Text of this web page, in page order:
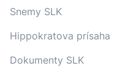
Snemy SLK
Hippokratova prísaha
Dokumenty SLK